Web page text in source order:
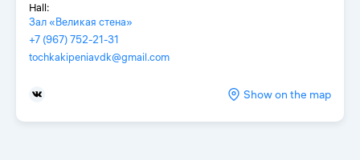
Hall:
Зал «Великая стена»
+7 (967) 752-21-31
tochkakipeniavdk@gmail.com
Show on the map